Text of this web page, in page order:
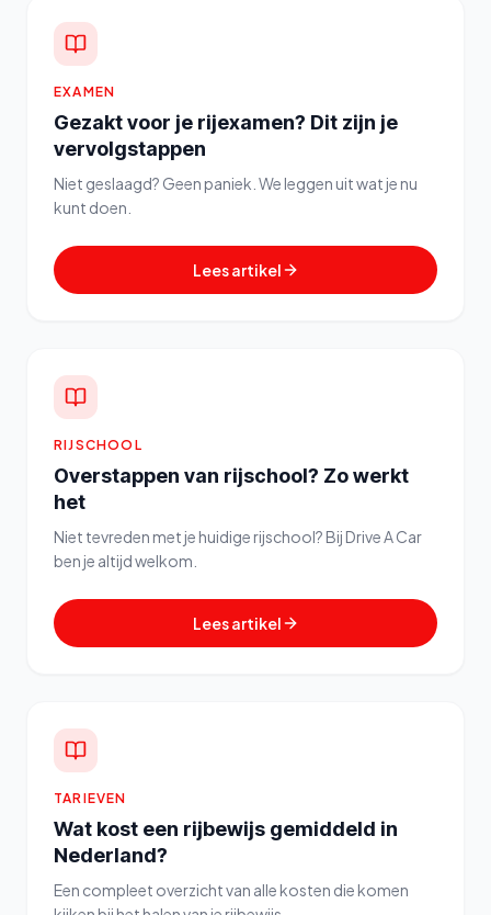
EXAMEN
Gezakt voor je rijexamen? Dit zijn je
vervolgstappen
Niet geslaagd? Geen paniek. We leggen uit wat je nu
kunt doen.
Lees artikel
RIJSCHOOL
Overstappen van rijschool? Zo werkt
het
Niet tevreden met je huidige rijschool? Bij Drive A Car
ben je altijd welkom.
Lees artikel
TARIEVEN
Wat kost een rijbewijs gemiddeld in
Nederland?
Een compleet overzicht van alle kosten die komen